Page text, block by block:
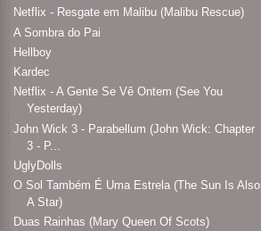
Netflix - Resgate em Malibu (Malibu Rescue)
A Sombra do Pai
Hellboy
Kardec
Netflix - A Gente Se Vê Ontem (See You
Yesterday)
John Wick 3 - Parabellum (John Wick: Chapter
3 - P...
UglyDolls
O Sol Também É Uma Estrela (The Sun Is Also
A Star)
Duas Rainhas (Mary Queen Of Scots)